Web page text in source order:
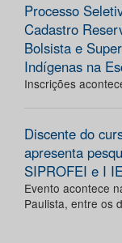
Processo
Cadastro
Bolsista e
Indígenas na
Inscrições
Discente do
apresenta
SIPROFEI e I
Evento acontece
Paulista, entre os